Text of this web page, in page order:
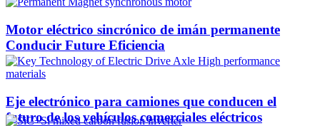
Motor eléctrico sincrónico de imán permanente
Conducir Future Eficiencia
Eje electrónico para camiones que conducen el
futuro de los vehículos comerciales eléctricos